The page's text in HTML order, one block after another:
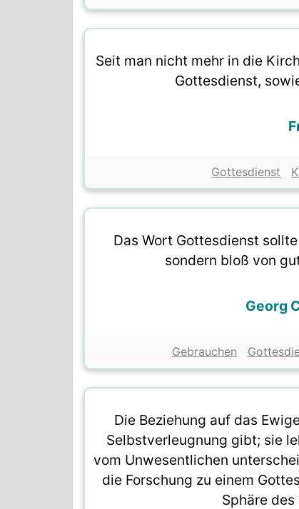
Seit man nicht mehr in die
Gottesdienst,
Gottesdienst
Das Wort Gottesdienst
sondern bloß von
Georg
Gebrauchen
Die Beziehung auf das
Selbstverleugnung gibt; sie
vom Unwesentlichen
die Forschung zu einem
Sphäre